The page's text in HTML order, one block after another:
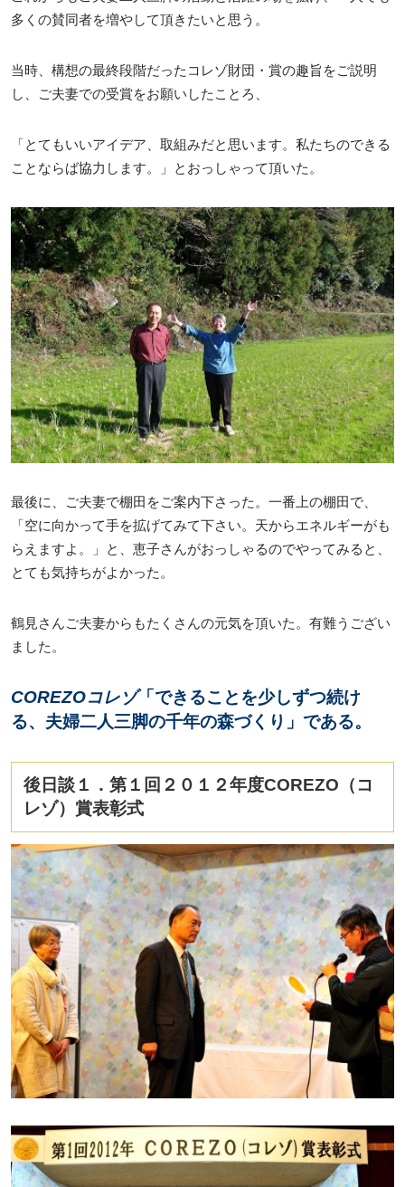
多くの賛同者を増やして頂きたいと思う。
当時、構想の最終段階だったコレゾ財団・賞の趣旨をご説明
し、ご夫妻での受賞をお願いしたことろ、
「とてもいいアイデア、取組みだと思います。私たちのできる
ことならば協力します。」とおっしゃって頂いた。
最後に、ご夫妻で棚田をご案内下さった。一番上の棚田で、
「空に向かって手を拡げてみて下さい。天からエネルギーがも
らえますよ。」と、恵子さんがおっしゃるのでやってみると、
とても気持ちがよかった。
鶴見さんご夫妻からもたくさんの元気を頂いた。有難うござい
ました。
COREZOコレゾ「できることを少しずつ続け
る、夫婦二人三脚の千年の森づくり」である。
後日談１．第１回２０１２年度COREZO（コ
レゾ）賞表彰式